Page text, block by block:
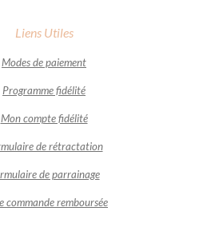
Liens Utiles
Modes de paiement
Programme fidélité
Mon compte fidélité
de rétractation
de parrainage
commande remboursée